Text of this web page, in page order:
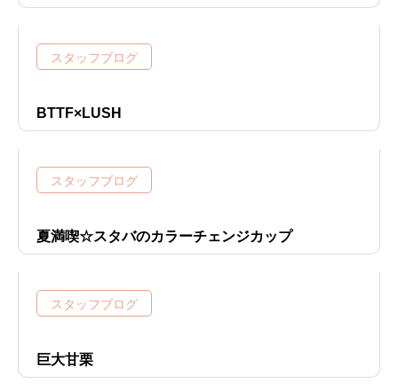
スタッフブログ
BTTF×LUSH
スタッフブログ
夏満喫☆スタバのカラーチェンジカップ
スタッフブログ
巨大甘栗